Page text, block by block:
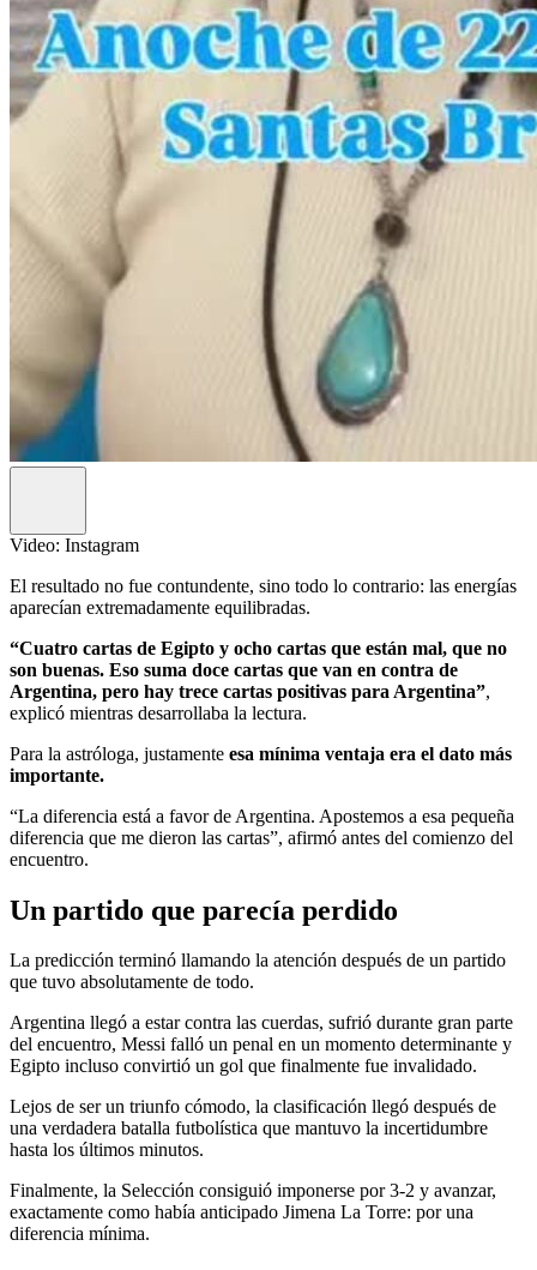
Video: Instagram
El resultado no fue contundente, sino todo lo contrario: las energías
aparecían extremadamente equilibradas.
“Cuatro cartas de Egipto y ocho cartas que están mal, que no
son buenas. Eso suma doce cartas que van en contra de
Argentina, pero hay trece cartas positivas para Argentina”,
explicó mientras desarrollaba la lectura.
Para la astróloga, justamente esa mínima ventaja era el dato más
importante.
“La diferencia está a favor de Argentina. Apostemos a esa pequeña
diferencia que me dieron las cartas”, afirmó antes del comienzo del
encuentro.
Un partido que parecía perdido
La predicción terminó llamando la atención después de un partido
que tuvo absolutamente de todo.
Argentina llegó a estar contra las cuerdas, sufrió durante gran parte
del encuentro, Messi falló un penal en un momento determinante y
Egipto incluso convirtió un gol que finalmente fue invalidado.
Lejos de ser un triunfo cómodo, la clasificación llegó después de
una verdadera batalla futbolística que mantuvo la incertidumbre
hasta los últimos minutos.
Finalmente, la Selección consiguió imponerse por 3-2 y avanzar,
exactamente como había anticipado Jimena La Torre: por una
diferencia mínima.